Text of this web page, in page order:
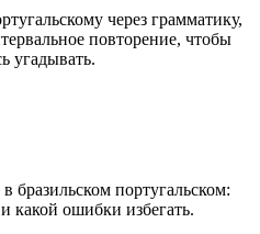
через грамматику,
повторение, чтобы
угадывать.
бразильском португальском:
какой ошибки избегать.